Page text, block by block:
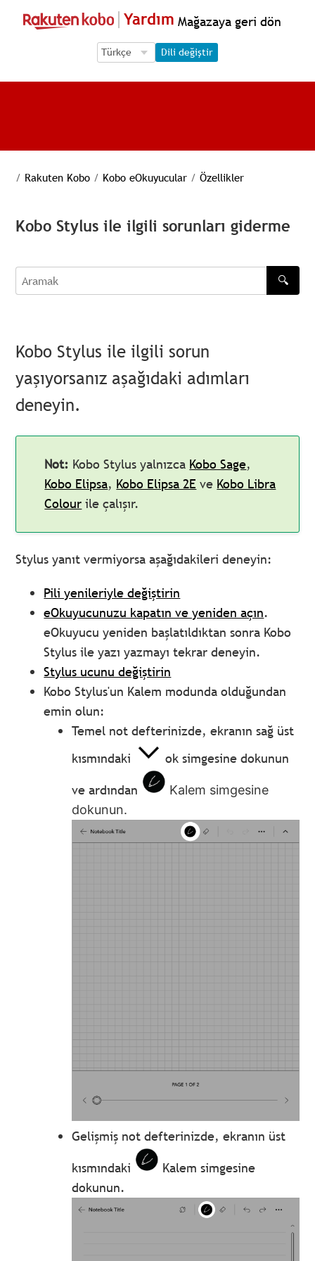
Yardım Mağazaya geri dön
Language Selection
Language Selection
Dili değiştir
/ Rakuten Kobo / Kobo eOkuyucular / Özellikler
Kobo Stylus ile ilgili sorunları giderme
Aramak
🔍
Kobo Stylus ile ilgili sorun
yaşıyorsanız aşağıdaki adımları
deneyin.
Not: Kobo Stylus yalnızca Kobo Sage,
Kobo Elipsa, Kobo Elipsa 2E ve Kobo Libra
Colour ile çalışır.
Stylus yanıt vermiyorsa aşağıdakileri deneyin:
Pili yenileriyle değiştirin
eOkuyucunuzu kapatın ve yeniden açın.
eOkuyucu yeniden başlatıldıktan sonra Kobo
Stylus ile yazı yazmayı tekrar deneyin.
Stylus ucunu değiştirin
Kobo Stylus'un Kalem modunda olduğundan
emin olun:
Temel not defterinizde, ekranın sağ üst
kısmındaki
ok simgesine dokunun
ve ardından
Kalem simgesine
dokunun.
Gelişmiş not defterinizde, ekranın üst
kısmındaki
Kalem simgesine
dokunun.